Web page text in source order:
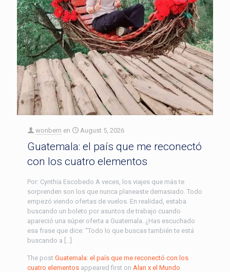
wonbern en August 5, 2026
Guatemala: el país que me reconectó
con los cuatro elementos
Por: Cynthia Escobedo A veces, los viajes que más te
sorprenden son los que nunca planeaste demasiado. Todo
empezó viendo ofertas de vuelos. En realidad, estaba
buscando un boleto por asuntos de trabajo cuando
apareció una súper oferta a Guatemala. ¿Has escuchado
esa frase que dice: “Todo lo que buscas también te está
buscando a […]
The post Guatemala: el país que me reconectó con los
cuatro elementos appeared first on Alan x el Mundo